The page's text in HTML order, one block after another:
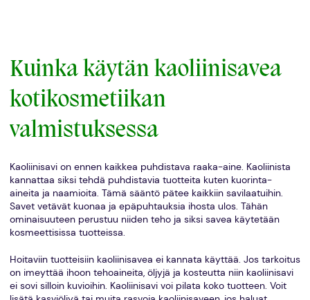
Kuinka käytän kaoliinisavea
kotikosmetiikan
valmistuksessa
Kaoliinisavi on ennen kaikkea puhdistava raaka-aine. Kaoliinista
kannattaa siksi tehdä puhdistavia tuotteita kuten kuorinta-
aineita ja naamioita. Tämä sääntö pätee kaikkiin savilaatuihin.
Savet vetävät kuonaa ja epäpuhtauksia ihosta ulos. Tähän
ominaisuuteen perustuu niiden teho ja siksi savea käytetään
kosmeettisissa tuotteissa.
Hoitaviin tuotteisiin kaoliinisavea ei kannata käyttää. Jos tarkoitus
on imeyttää ihoon tehoaineita, öljyjä ja kosteutta niin kaoliinisavi
ei sovi silloin kuvioihin. Kaoliinisavi voi pilata koko tuotteen. Voit